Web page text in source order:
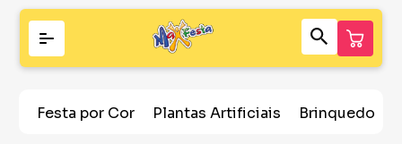
Festa por Cor Plantas Artificiais Brinquedos